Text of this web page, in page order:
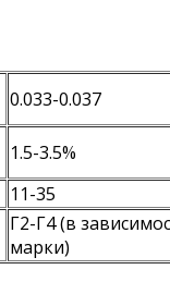
0.033-0.037
1.5-3.5%
11-35
Г2-Г4 (в
марки)